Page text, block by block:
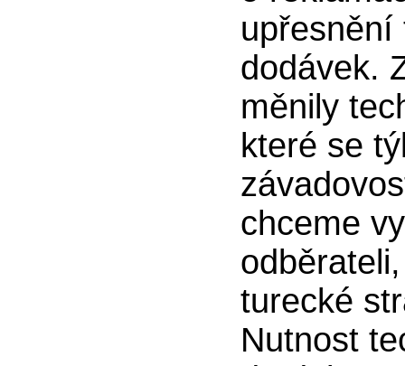
upřesnění
dodávek.
měnily
které se
chceme
turecké
Nutnost